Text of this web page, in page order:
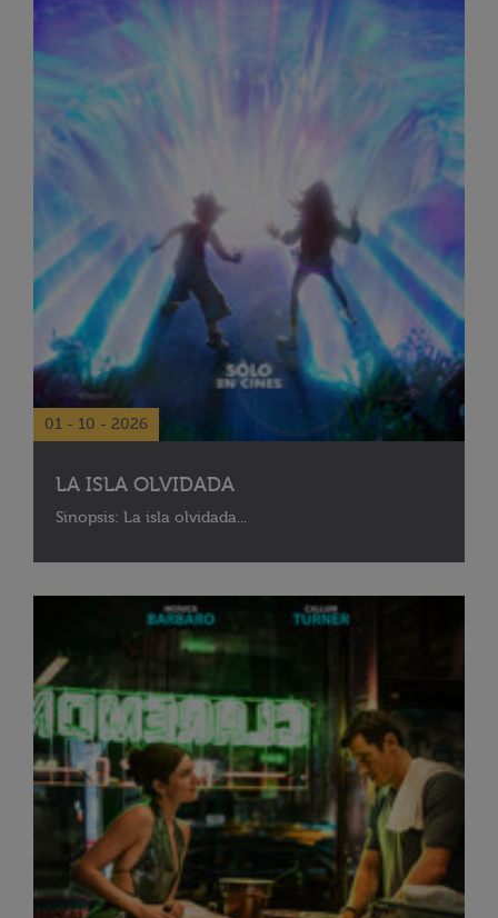
01 - 10 - 2026
LA ISLA OLVIDADA
Sinopsis: La isla olvidada...